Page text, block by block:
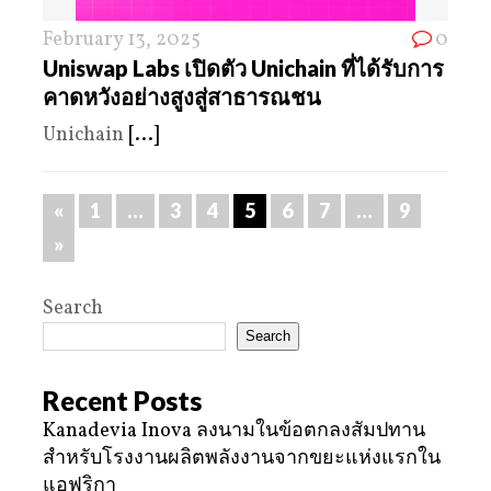
February 13, 2025 0
Uniswap Labs เปิดตัว Unichain ที่ได้รับการ
คาดหวังอย่างสูงสู่สาธารณชน
Unichain [...]
« 1 … 3 4 5 6 7 …
9
»
Search
Search
Recent Posts
Kanadevia Inova ลงนามในข้อตกลงสัมปทาน
สำหรับโรงงานผลิตพลังงานจากขยะแห่งแรกใน